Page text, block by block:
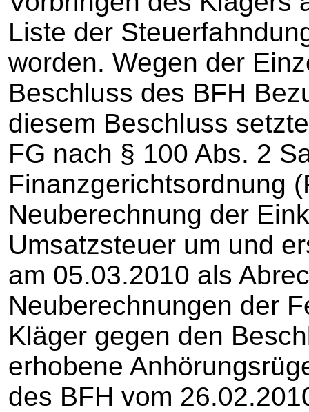
Liste der
worden. Wegen der
Beschluss des BFH
diesem Beschluss
FG nach § 100 Abs. 2
Finanzgerichtsordnung
Neuberechnung der
Umsatzsteuer um und
am 05.03.2010 als
Neuberechnungen der
Kläger gegen den
erhobene
des BFH vom